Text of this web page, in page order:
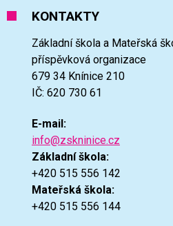
KONTAKTY
Základní škola a Mateřská
příspěvková organizace
679 34 Knínice 210
IČ: 620 730 61
E-mail:
info@zskninice.cz
Základní škola:
+420 515 556 142
Mateřská škola:
+420 515 556 144